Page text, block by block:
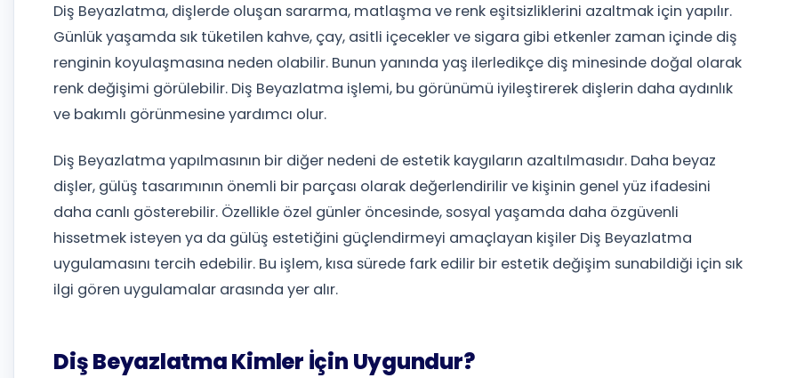
Diş Beyazlatma, dişlerde oluşan sararma, matlaşma ve renk eşitsizliklerini azaltmak için yapılır.
Günlük yaşamda sık tüketilen kahve, çay, asitli içecekler ve sigara gibi etkenler zaman içinde diş
renginin koyulaşmasına neden olabilir. Bunun yanında yaş ilerledikçe diş minesinde doğal olarak
renk değişimi görülebilir. Diş Beyazlatma işlemi, bu görünümü iyileştirerek dişlerin daha aydınlık
ve bakımlı görünmesine yardımcı olur.
Diş Beyazlatma yapılmasının bir diğer nedeni de estetik kaygıların azaltılmasıdır. Daha beyaz
dişler, gülüş tasarımının önemli bir parçası olarak değerlendirilir ve kişinin genel yüz ifadesini
daha canlı gösterebilir. Özellikle özel günler öncesinde, sosyal yaşamda daha özgüvenli
hissetmek isteyen ya da gülüş estetiğini güçlendirmeyi amaçlayan kişiler Diş Beyazlatma
uygulamasını tercih edebilir. Bu işlem, kısa sürede fark edilir bir estetik değişim sunabildiği için sık
ilgi gören uygulamalar arasında yer alır.
Diş Beyazlatma Kimler İçin Uygundur?